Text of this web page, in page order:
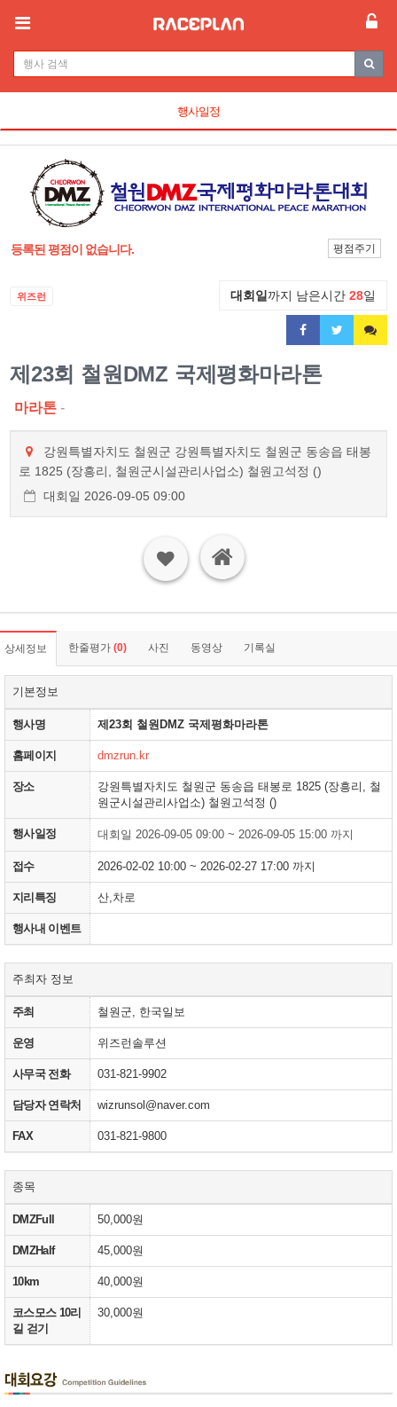
행사일정
등록된 평점이 없습니다. 평점주기
위즈런 대회일 까지 남은시간 28일
제23회 철원DMZ 국제평화마라톤
마라톤 -
강원특별자치도 철원군 강원특별자치도 철원군 동송읍 태봉
로 1825 (장흥리, 철원군시설관리사업소) 철원고석정 ()
대회일 2026-09-05 09:00
상세정보 한줄평가 (0) 사진 동영상 기록실
기본정보
행사명 제23회 철원DMZ 국제평화마라톤
홈페이지 dmzrun.kr
장소
강원특별자치도 철원군 동송읍 태봉로 1825 (장흥리, 철
원군시설관리사업소) 철원고석정 ()
행사일정 대회일 2026-09-05 09:00 ~ 2026-09-05 15:00 까지
접수 2026-02-02 10:00 ~ 2026-02-27 17:00 까지
지리특징 산,차로
행사내 이벤트
주최자 정보
주최 철원군, 한국일보
운영 위즈런솔루션
사무국 전화 031-821-9902
담당자 연락처 wizrunsol@naver.com
FAX 031-821-9800
종목
DMZFull 50,000원
DMZHalf 45,000원
10km 40,000원
코스모스 10리
길 걷기
30,000원